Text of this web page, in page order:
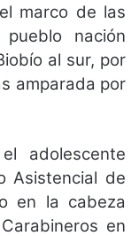
marco de las
nación
al sur, por
amparada por
adolescente
Asistencial de
en la cabeza
en